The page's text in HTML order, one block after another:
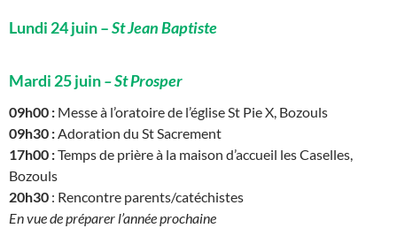
Lundi 24 juin –St Jean Baptiste
Mardi 25 juin– St Prosper
09h00 : Messe à l’oratoire de l’église St Pie X, Bozouls
09h30 :Adoration du St Sacrement
17h00 :Temps de prière à la maison d’accueil les Caselles,
Bozouls
20h30 : Rencontre parents/catéchistes
En vue de préparer l’année prochaine